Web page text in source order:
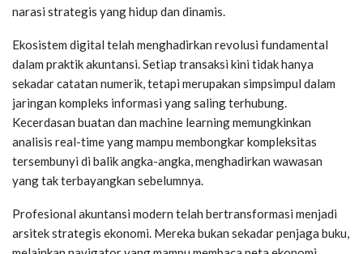
narasi strategis yang hidup dan dinamis.
Ekosistem digital telah menghadirkan revolusi fundamental
dalam praktik akuntansi. Setiap transaksi kini tidak hanya
sekadar catatan numerik, tetapi merupakan simpsimpul dalam
jaringan kompleks informasi yang saling terhubung.
Kecerdasan buatan dan machine learning memungkinkan
analisis real-time yang mampu membongkar kompleksitas
tersembunyi di balik angka-angka, menghadirkan wawasan
yang tak terbayangkan sebelumnya.
Profesional akuntansi modern telah bertransformasi menjadi
arsitek strategis ekonomi. Mereka bukan sekadar penjaga buku,